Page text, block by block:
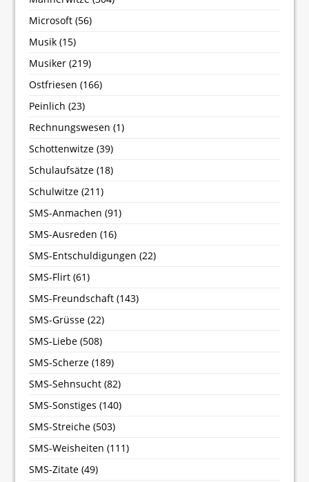
Microsoft (56)
Musik (15)
Musiker (219)
Ostfriesen (166)
Peinlich (23)
Rechnungswesen (1)
Schottenwitze (39)
Schulaufsätze (18)
Schulwitze (211)
SMS-Anmachen (91)
SMS-Ausreden (16)
SMS-Entschuldigungen (22)
SMS-Flirt (61)
SMS-Freundschaft (143)
SMS-Grüsse (22)
SMS-Liebe (508)
SMS-Scherze (189)
SMS-Sehnsucht (82)
SMS-Sonstiges (140)
SMS-Streiche (503)
SMS-Weisheiten (111)
SMS-Zitate (49)